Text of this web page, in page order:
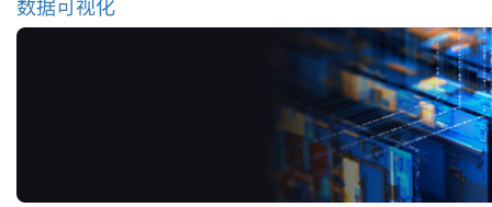
数据可视化